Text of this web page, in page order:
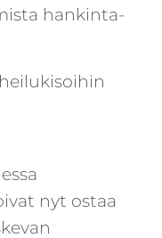
hankinta-
nyt ostaa